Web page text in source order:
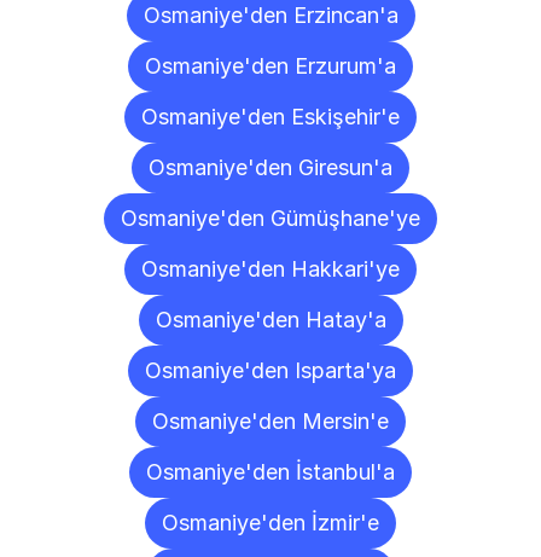
Osmaniye'den Erzincan'a
Osmaniye'den Erzurum'a
Osmaniye'den Eskişehir'e
Osmaniye'den Giresun'a
Osmaniye'den Gümüşhane'ye
Osmaniye'den Hakkari'ye
Osmaniye'den Hatay'a
Osmaniye'den Isparta'ya
Osmaniye'den Mersin'e
Osmaniye'den İstanbul'a
Osmaniye'den İzmir'e